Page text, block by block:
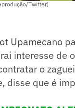
Twitter)
Upamecano
interesse de
o
disse que é